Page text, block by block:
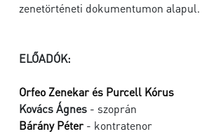
zenetörténeti dokumentumon alapul.
ELŐADÓK:
Orfeo Zenekar és Purcell Kórus
Kovács Ágnes - szoprán
Bárány Péter- kontratenor